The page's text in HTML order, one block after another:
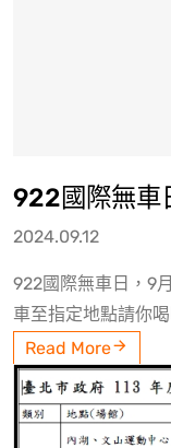
922國際無車
2024.09.12
922國際無車日，9
車至指定地點請你
Read More